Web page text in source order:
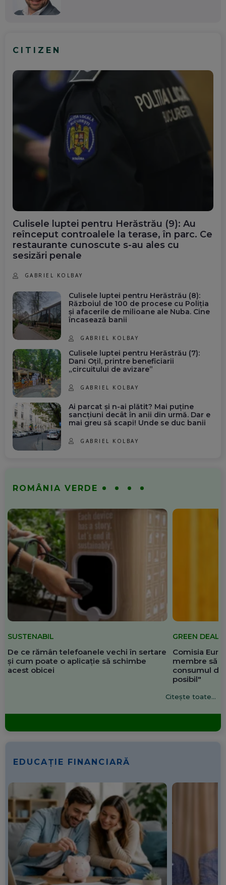
CITIZEN
Culisele luptei pentru Herăstrău (9): Au
reînceput controalele la terase, în parc. Ce
restaurante cunoscute s-au ales cu
sesizări penale
GABRIEL KOLBAY
Culisele luptei pentru Herăstrău (8):
Războiul de 100 de procese cu Poliția
și afacerile de milioane ale Nuba. Cine
încasează banii
GABRIEL KOLBAY
Culisele luptei pentru Herăstrău (7):
Dani Oțil, printre beneficiarii
„circuitului de avizare”
GABRIEL KOLBAY
Ai parcat și n-ai plătit? Mai puține
sancțiuni decât în anii din urmă. Dar e
mai greu să scapi! Unde se duc banii
GABRIEL KOLBAY
ROMÂNIA VERDE
SUSTENABIL
De ce rămân telefoanele vechi în sertare
și cum poate o aplicație să schimbe
acest obicei
GREEN DEAL
Comisia
membre să
consumul de
posibil"
Citește toate...
EDUCAȚIE FINANCIARĂ